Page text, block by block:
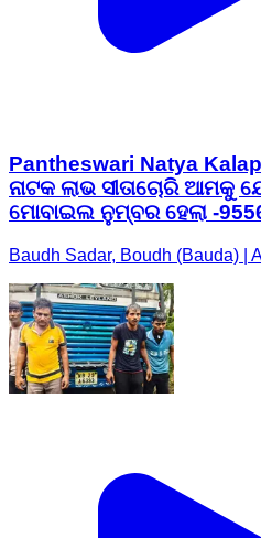
Pantheswari Natya
ନାଟକ ଲାଭ ସୀତାଚୋରି ଆମକୁ
ମୋବାଇଲ ନୁମ୍ବର ହେଲା -
Baudh Sadar, Boudh (Bauda) |